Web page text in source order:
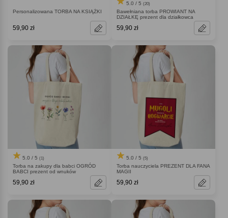
Personalizowana TORBA NA KSIĄŻKI
59,90 zł
5.0 / 5 (20)
Bawełniana torba PROWIANT NA
DZIAŁKĘ prezent dla działkowca
59,90 zł
5.0 / 5 (1)
Torba na zakupy dla babci OGRÓD
BABCI prezent od wnuków
59,90 zł
5.0 / 5 (5)
Torba nauczyciela PREZENT DLA FANA
MAGII
59,90 zł